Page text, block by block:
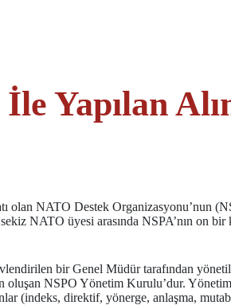
Yapılan
olan NATO Destek Organizasyonu’nun
NATO üyesi arasında NSPA’nın on
bir Genel Müdür tarafından
NSPO Yönetim Kurulu’dur.
(indeks, direktif, yönerge, anlaşma,